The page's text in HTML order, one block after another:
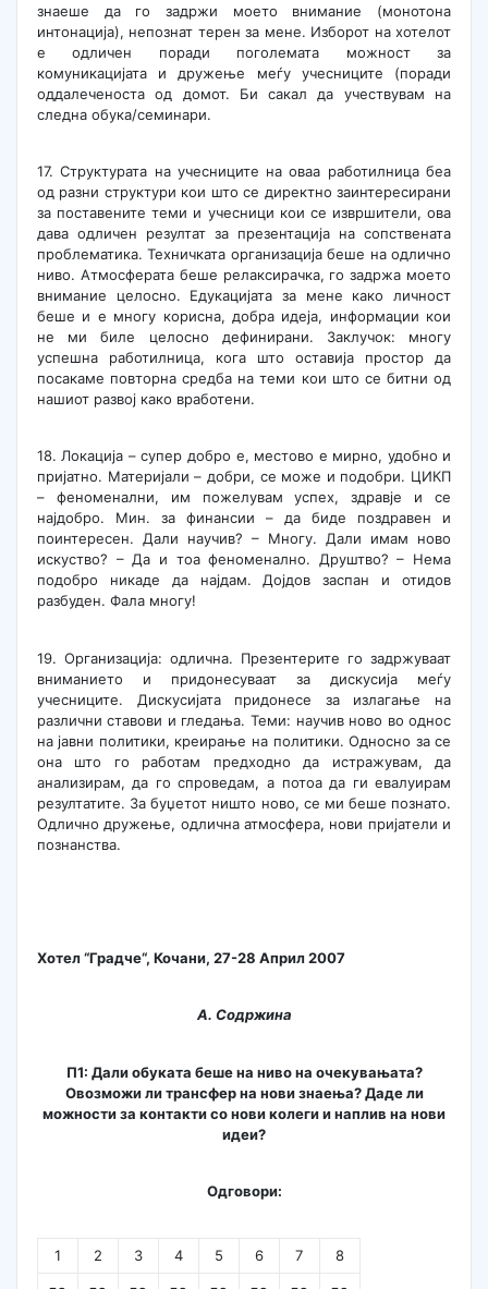
знаеше да го задржи моето внимание (монотона
интонација), непознат терен за мене. Изборот на хотелот
е одличен поради поголемата можност за
комуникацијата и дружење меѓу учесниците (поради
оддалеченоста од домот. Би сакал да учествувам на
следна обука/семинари.
17. Структурата на учесниците на оваа работилница беа
од разни структури кои што се директно заинтересирани
за поставените теми и учесници кои се извршители, ова
дава одличен резултат за презентација на сопствената
проблематика. Техничката организација беше на одлично
ниво. Атмосферата беше релаксирачка, го задржа моето
внимание целосно. Едукацијата за мене како личност
беше и е многу корисна, добра идеја, информации кои
не ми биле целосно дефинирани. Заклучок: многу
успешна работилница, кога што оставија простор да
посакаме повторна средба на теми кои што се битни од
нашиот развој како вработени.
18. Локација – супер добро е, местово е мирно, удобно и
пријатно. Материјали – добри, се може и подобри. ЦИКП
– феноменални, им пожелувам успех, здравје и се
најдобро. Мин. за финансии – да биде поздравен и
поинтересен. Дали научив? – Многу. Дали имам ново
искуство? – Да и тоа феноменално. Друштво? – Нема
подобро никаде да најдам. Дојдов заспан и отидов
разбуден. Фала многу!
19. Организација: одлична. Презентерите го задржуваат
вниманието и придонесуваат за дискусија меѓу
учесниците. Дискусијата придонесе за излагање на
различни ставови и гледања. Теми: научив ново во однос
на јавни политики, креирање на политики. Односно за се
она што го работам предходно да истражувам, да
анализирам, да го спроведам, а потоа да ги евалуирам
резултатите. За буџетот ништо ново, се ми беше познато.
Одлично дружење, одлична атмосфера, нови пријатели и
познанства.
Хотел “Градче“, Кочани, 27-28 Април 2007
А. Содржина
П1: Дали обуката беше на ниво на очекувањата?
Овозможи ли трансфер на нови знаења? Даде ли
можности за контакти со нови колеги и наплив на нови
идеи?
Одговори:
1 2 3 4 5 6 7
8